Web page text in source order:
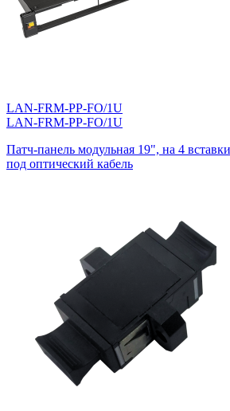
LAN-FRM-PP-FO/1U
LAN-FRM-PP-FO/1U
Патч-панель модульная 19", на 4
под оптический кабель